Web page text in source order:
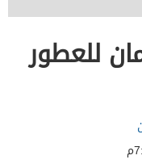
للعطور